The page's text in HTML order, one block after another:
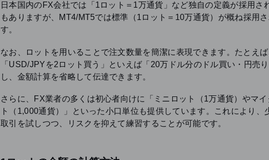
日本国内のFX会社では「1ロット＝1万通貨」など独自の定義が採用さ
もありますが、MT4/MT5では標準（1ロット＝10万通貨）が概ね採用さ
す。
なお、ロットを用いることで注文数量を簡潔に表現できます。たとえば
「USD/JPYを2ロット買う」といえば「20万ドル分のドル買い・円売
し、金額計算を省略して伝達できます。
さらに、FX業者の多くは初心者向けに「ミニロット（1万通貨）やマイ
ト（1,000通貨）」といった小口単位も提供しています。これにより、
取引を試しつつ、リスクを抑えて練習することが可能です。